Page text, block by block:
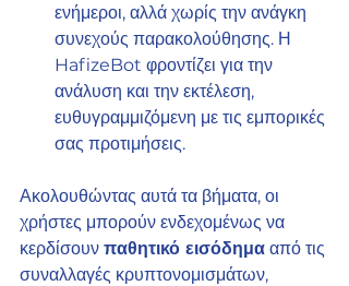
ενήμεροι, αλλά χωρίς την ανάγκη
συνεχούς παρακολούθησης. Η
HafizeBot φροντίζει για την
ανάλυση και την εκτέλεση,
ευθυγραμμιζόμενη με τις εμπορικές
σας προτιμήσεις.
Ακολουθώντας αυτά τα βήματα, οι
χρήστες μπορούν ενδεχομένως να
κερδίσουν παθητικό εισόδημα από τις
συναλλαγές κρυπτονομισμάτων,